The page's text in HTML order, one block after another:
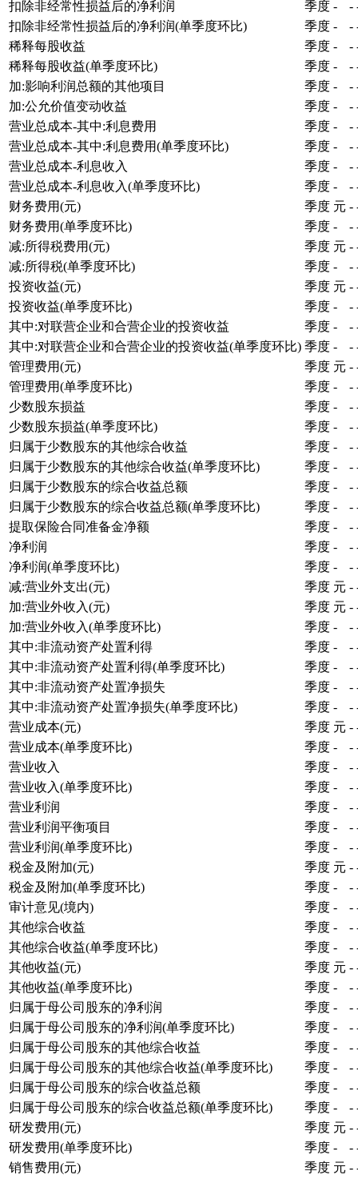
扣除非经常性损益后的净利润 季度 - -
扣除非经常性损益后的净利润(单季度环比)
季度 - -
稀释每股收益
季度 - -
稀释每股收益(单季度环比)
季度 - -
加:影响利润总额的其他项目
季度 - -
加:公允价值变动收益
季度 - -
营业总成本-其中:利息费用
季度 - -
营业总成本-其中:利息费用(单季度环比)
季度 - -
营业总成本-利息收入
季度 - -
营业总成本-利息收入(单季度环比)
季度 - -
财务费用(元)
季度 元 -
财务费用(单季度环比)
季度 - -
减:所得税费用(元)
季度 元 -
减:所得税(单季度环比)
季度 - -
投资收益(元)
季度 元 -
投资收益(单季度环比)
季度 - -
其中:对联营企业和合营企业的投资收益
季度 - -
其中:对联营企业和合营企业的投资收益(单季度环比) 季度 - -
管理费用(元)
季度 元 -
管理费用(单季度环比)
季度 - -
少数股东损益
季度 - -
少数股东损益(单季度环比)
季度 - -
归属于少数股东的其他综合收益
季度 - -
归属于少数股东的其他综合收益(单季度环比)
季度 - -
归属于少数股东的综合收益总额
季度 - -
归属于少数股东的综合收益总额(单季度环比)
季度 - -
提取保险合同准备金净额
季度 - -
净利润
季度 - -
净利润(单季度环比)
季度 - -
减:营业外支出(元)
季度 元 -
加:营业外收入(元)
季度 元 -
加:营业外收入(单季度环比)
季度 - -
其中:非流动资产处置利得
季度 - -
其中:非流动资产处置利得(单季度环比)
季度 - -
其中:非流动资产处置净损失
季度 - -
其中:非流动资产处置净损失(单季度环比)
季度 - -
营业成本(元)
季度 元 -
营业成本(单季度环比)
季度 - -
营业收入
季度 - -
营业收入(单季度环比)
季度 - -
营业利润
季度 - -
营业利润平衡项目
季度 - -
营业利润(单季度环比)
季度 - -
税金及附加(元)
季度 元 -
税金及附加(单季度环比)
季度 - -
审计意见(境内)
季度 - -
其他综合收益
季度 - -
其他综合收益(单季度环比)
季度 - -
其他收益(元)
季度 元 -
其他收益(单季度环比)
季度 - -
归属于母公司股东的净利润
季度 - -
归属于母公司股东的净利润(单季度环比)
季度 - -
归属于母公司股东的其他综合收益
季度 - -
归属于母公司股东的其他综合收益(单季度环比)
季度 - -
归属于母公司股东的综合收益总额
季度 - -
归属于母公司股东的综合收益总额(单季度环比)
季度 - -
研发费用(元)
季度 元 -
研发费用(单季度环比)
季度 - -
销售费用(元)
季度 元 -